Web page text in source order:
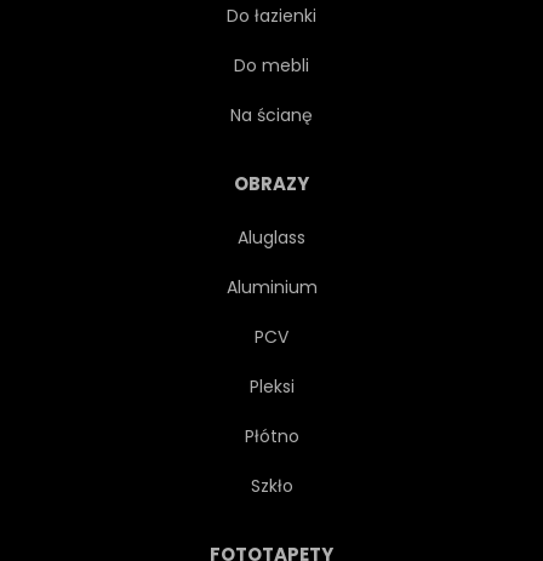
Do łazienki
Do mebli
Na ścianę
OBRAZY
Aluglass
Aluminium
PCV
Pleksi
Płótno
Szkło
FOTOTAPETY